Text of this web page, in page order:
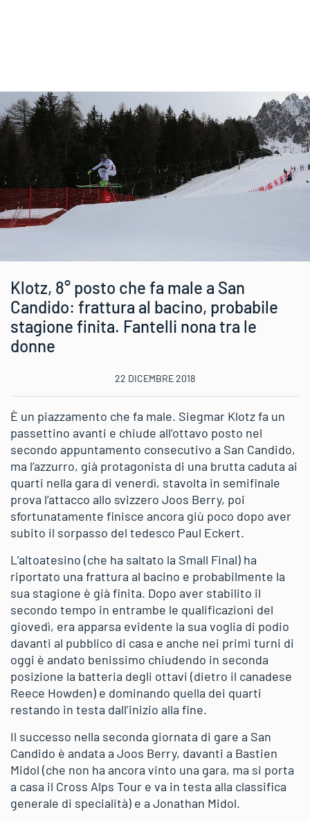
Klotz, 8° posto che fa male a San
Candido: frattura al bacino, probabile
stagione finita. Fantelli nona tra le
donne
22 DICEMBRE 2018
È un piazzamento che fa male. Siegmar Klotz fa un
passettino avanti e chiude all’ottavo posto nel
secondo appuntamento consecutivo a San Candido,
ma l’azzurro, già protagonista di una brutta caduta ai
quarti nella gara di venerdì, stavolta in semifinale
prova l’attacco allo svizzero Joos Berry, poi
sfortunatamente finisce ancora giù poco dopo aver
subito il sorpasso del tedesco Paul Eckert.
L’altoatesino (che ha saltato la Small Final) ha
riportato una frattura al bacino e probabilmente la
sua stagione è già finita. Dopo aver stabilito il
secondo tempo in entrambe le qualificazioni del
giovedì, era apparsa evidente la sua voglia di podio
davanti al pubblico di casa e anche nei primi turni di
oggi è andato benissimo chiudendo in seconda
posizione la batteria degli ottavi (dietro il canadese
Reece Howden) e dominando quella dei quarti
restando in testa dall’inizio alla fine.
Il successo nella seconda giornata di gare a San
Candido è andata a Joos Berry, davanti a Bastien
Midol (che non ha ancora vinto una gara, ma si porta
a casa il Cross Alps Tour e va in testa alla classifica
generale di specialità) e a Jonathan Midol.